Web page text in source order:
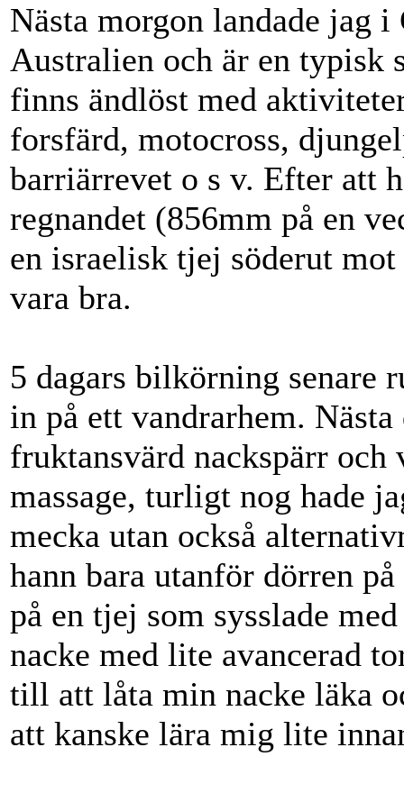
Nästa morgon landade jag
Australien och är en typisk
finns ändlöst med
forsfärd, motocross,
barriärrevet o s v. Efter att
regnandet (856mm på en
en israelisk tjej söderut
vara bra.
5 dagars bilkörning senare
in på ett vandrarhem.
fruktansvärd nackspärr
massage, turligt nog hade
mecka utan också
hann bara utanför dörren
på en tjej som sysslade
nacke med lite avancerad
till att låta min nacke läka
att kanske lära mig lite